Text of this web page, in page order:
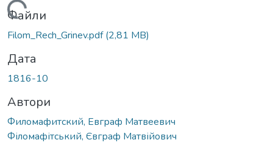
Вантажиться...
Файли
Filom_Rech_Grinev.pdf(2,81 MB)
Дата
1816-10
Автори
Филомафитский, Евграф Матвеевич
Філомафітський, Євграф Матвійович